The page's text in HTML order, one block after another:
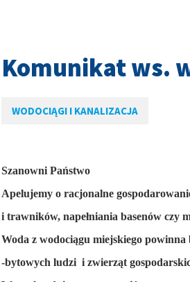
Komunikat ws.
WODOCIĄGI I KANALIZACJA
Szanowni Państwo
Apelujemy o racjonalne
i trawników, napełniania basenów czy
Woda z wodociągu miejskiego
-bytowych ludzi i zwierząt